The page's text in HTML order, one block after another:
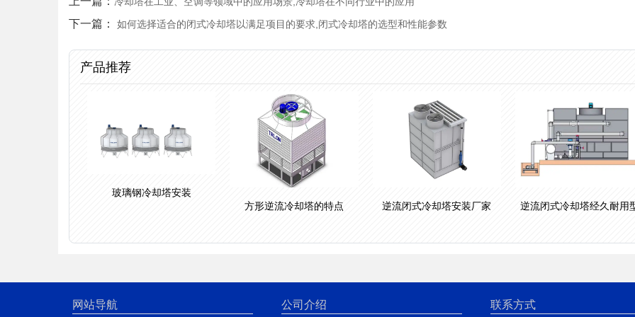
下一篇： 如何选择适合的闭式冷却塔以满足项目的要求,闭式冷却塔的选型和性能参数
产品推荐
玻璃钢冷却塔安装
方形逆流冷却塔的特点
逆流闭式冷却塔安装厂家 逆流闭式冷却塔经久耐用
网站导航 公司介绍 联系方式